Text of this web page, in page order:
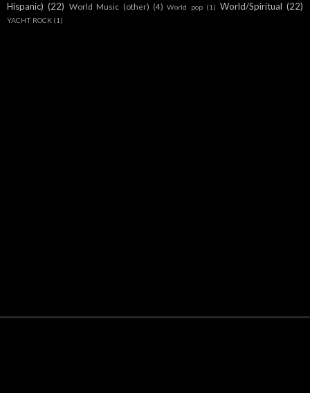
Hispanic) (22) World Music (other) (4) World pop (1) World/Spiritual (22)
YACHT ROCK (1)